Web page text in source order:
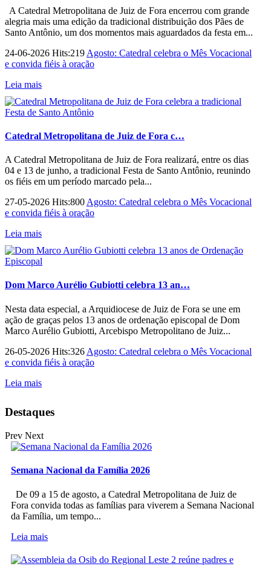
A Catedral Metropolitana de Juiz de Fora encerrou com grande
alegria mais uma edição da tradicional distribuição dos Pães de
Santo Antônio, um dos momentos mais aguardados da festa em...
24-06-2026 Hits:219 Agosto: Catedral celebra o Mês Vocacional
e convida fiéis à oração
Leia mais
Catedral Metropolitana de Juiz de Fora c…
A Catedral Metropolitana de Juiz de Fora realizará, entre os dias
04 e 13 de junho, a tradicional Festa de Santo Antônio, reunindo
os fiéis em um período marcado pela...
27-05-2026 Hits:800 Agosto: Catedral celebra o Mês Vocacional
e convida fiéis à oração
Leia mais
Dom Marco Aurélio Gubiotti celebra 13 an…
Nesta data especial, a Arquidiocese de Juiz de Fora se une em
ação de graças pelos 13 anos de ordenação episcopal de Dom
Marco Aurélio Gubiotti, Arcebispo Metropolitano de Juiz...
26-05-2026 Hits:326 Agosto: Catedral celebra o Mês Vocacional
e convida fiéis à oração
Leia mais
Destaques
Prev Next
Semana Nacional da Família 2026
De 09 a 15 de agosto, a Catedral Metropolitana de Juiz de
Fora convida todas as famílias para viverem a Semana Nacional
da Família, um tempo...
Leia mais